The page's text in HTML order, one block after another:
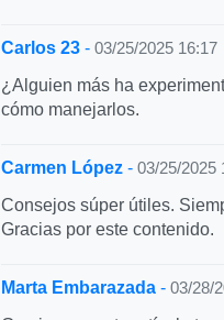
Carlos 23- 03/25/2025 16:17
¿Alguien más ha
cómo manejarlos.
Carmen López- 03/25/2025
Consejos súper útiles.
Gracias por este contenido.
Marta Embarazada- 03/28/